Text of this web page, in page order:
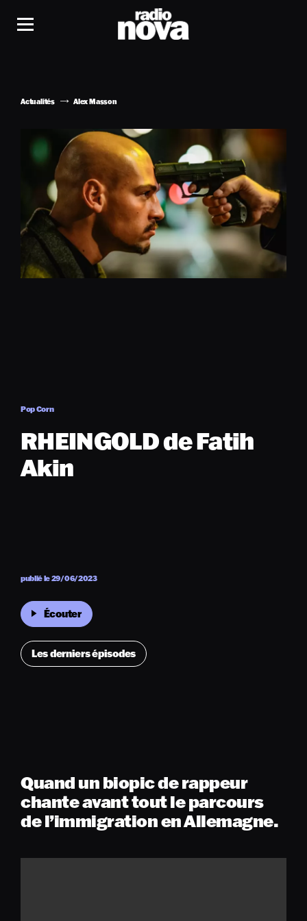
Actualités Alex Masson
Pop Corn
RHEINGOLD de Fatih
Akin
Écouter
Les derniers épisodes
publié le 29/06/2023
Quand un biopic de rappeur
chante avant tout le parcours
de l’immigration en Allemagne.